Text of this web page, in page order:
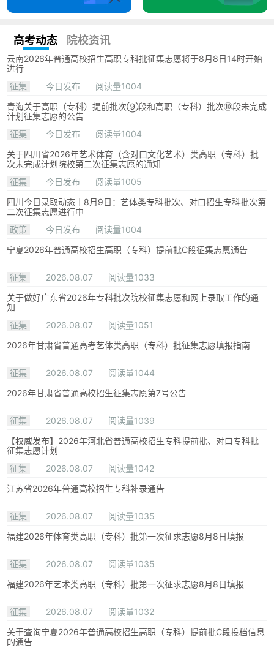
高考动态 院校资讯
云南2026年普通高校招生高职专科批征集志愿将于8月8日14时开始
进行
征集
今日发布
阅读量1004
青海关于高职（专科）提前批次⑨段和高职（专科）批次⑩段未完成
计划征集志愿的公告
征集
今日发布
阅读量1004
关于四川省2026年艺术体育（含对口文化艺术）类高职（专科）批
次未完成计划院校第二次征集志愿的通知
征集
今日发布
阅读量1005
四川今日录取动态｜8月9日：艺体类专科批次、对口招生专科批次第
二次征集志愿进行中
政策
今日发布
阅读量1004
宁夏2026年普通高校招生高职（专科）提前批C段征集志愿通告
征集 2026.08.07
阅读量1033
关于做好广东省2026年专科批次院校征集志愿和网上录取工作的通
知
征集
2026.08.07
阅读量1051
2026年甘肃省普通高考艺体类高职（专科）批征集志愿填报指南
征集 2026.08.07
阅读量1044
2026年甘肃省普通高校招生征集志愿第7号公告
征集 2026.08.07
阅读量1039
【权威发布】2026年河北省普通高校招生专科提前批、对口专科批
征集志愿计划
征集
2026.08.07
阅读量1042
江苏省2026年普通高校招生专科补录通告
征集 2026.08.07
阅读量1035
福建2026年体育类高职（专科）批第一次征求志愿8月8日填报
征集 2026.08.07
阅读量1035
福建2026年艺术类高职（专科）批第一次征求志愿8月8日填报
征集 2026.08.07
阅读量1032
关于查询宁夏2026年普通高校招生高职（专科）提前批C段投档信息
的通告